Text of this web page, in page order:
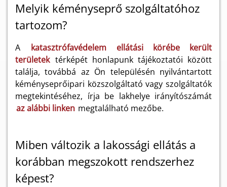
Melyik kéményseprő szolgáltatóhoz
tartozom?
A
katasztrófavédelem ellátási körébe került
területek térképét honlapunk tájékoztatói között
találja, továbbá az Ön településén nyilvántartott
kéményseprőipari közszolgáltató vagy szolgáltatók
megtekintéséhez, írja be lakhelye irányítószámát
az alábbi linken megtalálható mezőbe.
Miben változik a lakossági ellátás a
korábban megszokott rendszerhez
képest?